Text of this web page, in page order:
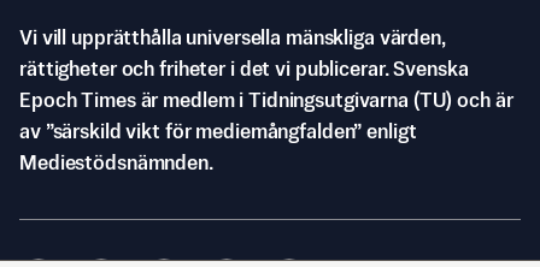
Vi vill upprätthålla universella mänskliga värden,
rättigheter och friheter i det vi publicerar. Svenska
Epoch Times är medlem i Tidningsutgivarna (TU) och är
av ”särskild vikt för mediemångfalden” enligt
Mediestödsnämnden.